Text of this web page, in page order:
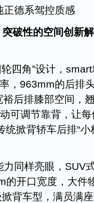
德系驾控质感
破性的空间创新
四角”设计，
，963mm的后排
后排膝部空间，
可调节靠背，让
统掀背轿车后排“
同样亮眼，SUV
的开口宽度，大件
背车型，满员满